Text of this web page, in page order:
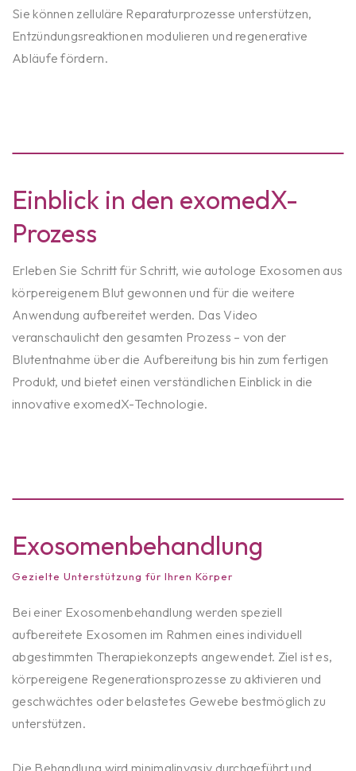
Sie können zelluläre Reparaturprozesse unterstützen,
Entzündungsreaktionen modulieren und regenerative
Abläufe fördern.
Einblick in den exomedX-
Prozess
Erleben Sie Schritt für Schritt, wie autologe Exosomen aus
körpereigenem Blut gewonnen und für die weitere
Anwendung aufbereitet werden. Das Video
veranschaulicht den gesamten Prozess – von der
Blutentnahme über die Aufbereitung bis hin zum fertigen
Produkt, und bietet einen verständlichen Einblick in die
innovative exomedX-Technologie.
Exosomenbehandlung
Gezielte Unterstützung für Ihren Körper
Bei einer Exosomenbehandlung werden speziell
aufbereitete Exosomen im Rahmen eines individuell
abgestimmten Therapiekonzepts angewendet. Ziel ist es,
körpereigene Regenerationsprozesse zu aktivieren und
geschwächtes oder belastetes Gewebe bestmöglich zu
unterstützen.
Die Behandlung wird minimalinvasiv durchgeführt und